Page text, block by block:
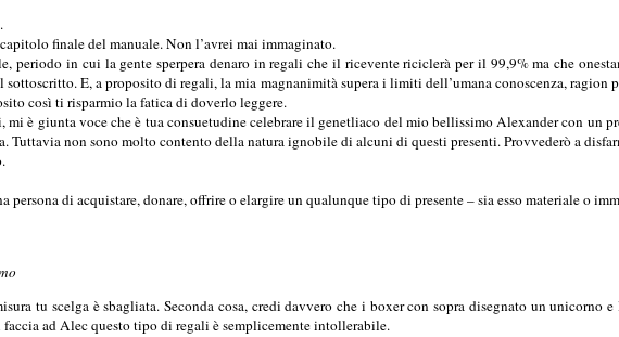
finale del manuale. Non l’avrei mai immaginato.
periodo in cui la gente sperpera denaro in regali che il ricevente riciclerà per il 99,9% ma che
sottoscritto. E, a proposito di regali, la mia magnanimità supera i limiti dell’umana conoscenza,
così ti risparmio la fatica di doverlo leggere.
mi è giunta voce che è tua consuetudine celebrare il genetliaco del mio bellissimo Alexander con un
Tuttavia non sono molto contento della natura ignobile di alcuni di questi presenti. Provvederò a
persona di acquistare, donare, offrire o elargire un qualunque tipo di presente – sia esso materiale o
tu scelga è sbagliata. Seconda cosa, credi davvero che i boxer con sopra disegnato un unicorno
faccia ad Alec questo tipo di regali è semplicemente intollerabile.